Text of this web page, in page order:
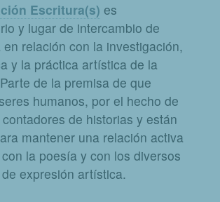
Escritura(s) es
y lugar de intercambio de
en relación con la investigación,
y la práctica artística de la
de la premisa de que
humanos, por el hecho de
de historias y están
mantener una relación activa
la poesía y con los diversos
expresión artística.